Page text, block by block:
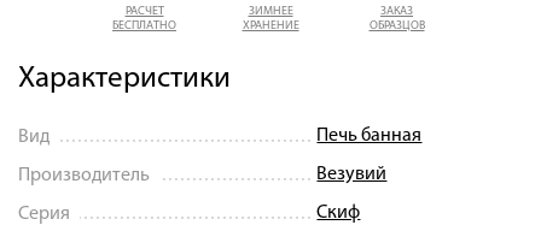
РАСЧЕТ
БЕСПЛАТНО
ЗИМНЕЕ
ХРАНЕНИЕ
ЗАКАЗ
ОБРАЗЦОВ
Характеристики
Вид Печь банная
Производитель Везувий
Серия Скиф